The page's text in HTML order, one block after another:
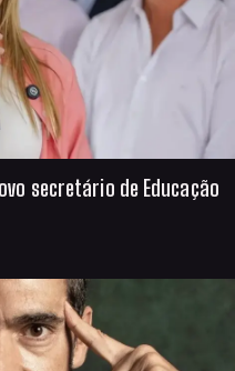
secretário de Educação